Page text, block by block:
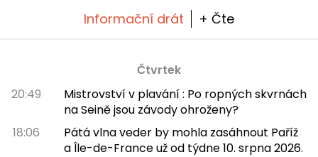
Informační drát + Čte
Čtvrtek
20:49
Mistrovství v plavání : Po ropných skvrnách
na Seině jsou závody ohroženy?
18:06
Pátá vlna veder by mohla zasáhnout Paříž
a Île-de-France už od týdne 10. srpna 2026.